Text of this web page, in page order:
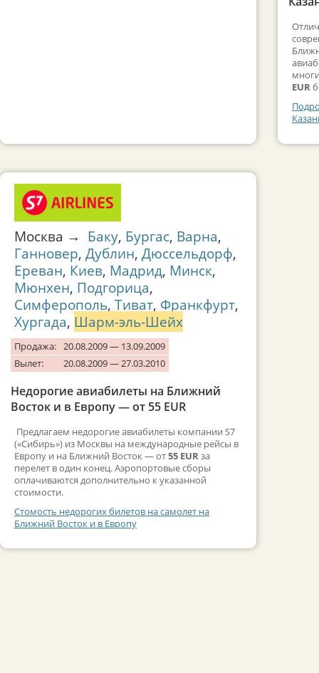
Москва → Баку, Бургас, Варна,
Ганновер, Дублин, Дюссельдорф,
Ереван, Киев, Мадрид, Минск,
Мюнхен, Подгорица,
Симферополь, Тиват, Франкфурт,
Хургада, Шарм-эль-Шейх
Продажа: 20.08.2009 — 13.09.2009
Вылет:
20.08.2009 — 27.03.2010
Недорогие авиабилеты на Ближний
Восток и в Европу — от 55 EUR
Предлагаем недорогие авиабилеты компании S7
(«Сибирь») из Москвы на международные рейсы в
Европу и на Ближний Восток — от55 EURза
перелет в один конец. Аэропортовые сборы
оплачиваются дополнительно к указанной
стоимости.
Стомость недорогих билетов на самолет на
Ближний Восток и в Европу
EUR